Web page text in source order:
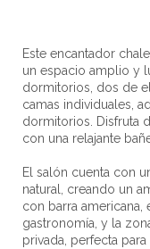
Este encantador
un espacio amplio y
dormitorios, dos de
camas individuales,
dormitorios. Disfruta
con una relajante
El salón cuenta con
natural, creando un
con barra americana,
gastronomía, y la
privada, perfecta